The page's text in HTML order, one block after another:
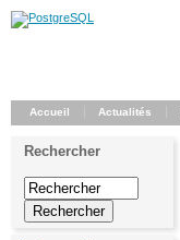
Accueil Actualités
Rechercher